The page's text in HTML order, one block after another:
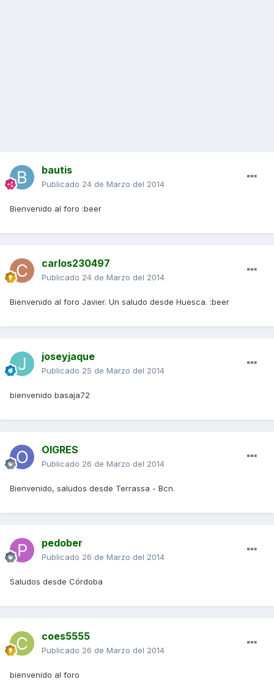
bautis
Publicado 24 de Marzo del 2014
Bienvenido al foro :beer
carlos230497
Publicado 24 de Marzo del 2014
Bienvenido al foro Javier. Un saludo desde Huesca. :beer
joseyjaque
Publicado 25 de Marzo del 2014
bienvenido basaja72
OIGRES
Publicado 26 de Marzo del 2014
Bienvenido, saludos desde Terrassa - Bcn.
pedober
Publicado 26 de Marzo del 2014
Saludos desde Córdoba
coes5555
Publicado 26 de Marzo del 2014
bienvenido al foro